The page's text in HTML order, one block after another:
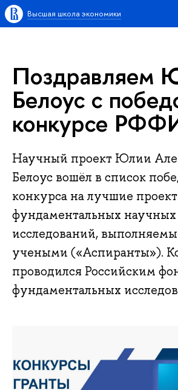
Высшая школа экономики
Поздравляем
Белоус с
конкурсе
Научный проект Юлии
Белоус вошёл в список
конкурса на лучшие
фундаментальных научных
исследований,
учеными («Аспиранты»).
проводился Российским
фундаментальных